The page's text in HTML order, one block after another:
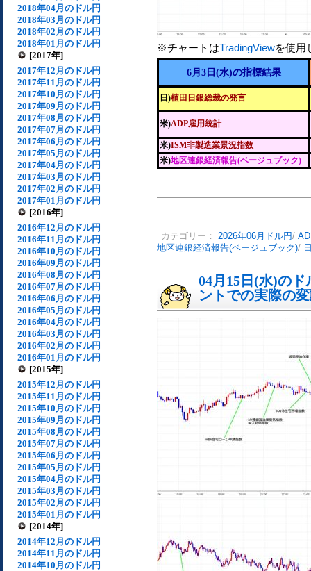
2018年04月のドル円
2018年03月のドル円
2018年02月のドル円
2018年01月のドル円
[2017年]
2017年12月のドル円
2017年11月のドル円
2017年10月のドル円
2017年09月のドル円
2017年08月のドル円
2017年07月のドル円
2017年06月のドル円
2017年05月のドル円
2017年04月のドル円
2017年03月のドル円
2017年02月のドル円
2017年01月のドル円
[2016年]
2016年12月のドル円
2016年11月のドル円
2016年10月のドル円
2016年09月のドル円
2016年08月のドル円
2016年07月のドル円
2016年06月のドル円
2016年05月のドル円
2016年04月のドル円
2016年03月のドル円
2016年02月のドル円
2016年01月のドル円
[2015年]
2015年12月のドル円
2015年11月のドル円
2015年10月のドル円
2015年09月のドル円
2015年08月のドル円
2015年07月のドル円
2015年06月のドル円
2015年05月のドル円
2015年04月のドル円
2015年03月のドル円
2015年02月のドル円
2015年01月のドル円
[2014年]
2014年12月のドル円
2014年11月のドル円
2014年10月のドル円
※チャートはTradingViewを使用
6月3日(水)の指標結果
日)植田日銀総裁の発言
米)ADP雇用統計
米)ISM非製造業景況指数
米)地区連銀経済報告(ベージュブック)
カテゴリー： 2026年06月ドル円/
地区連銀経済報告(ベージュブック)/
04月15日(水)の
ントでの実際の